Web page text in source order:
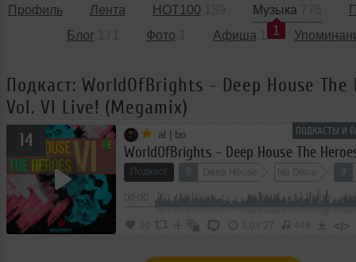
Профиль Лента HOT100
Музыка
1
Блог
Фото Афиша
Подкаст: WorldOfBrights - Deep House The
Vol. VI Live! (Megamix)
ПОДКАСТЫ И
14 al | bo
Подкаст 9 Deep House Nu Disco 9
30 3:04:27 449 </>